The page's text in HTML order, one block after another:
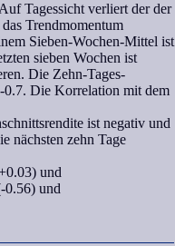
Tagessicht verliert der der
Trendmomentum
Sieben-Wochen-Mittel ist
sieben Wochen ist
Die Zehn-Tages-
Die Korrelation mit dem
ist negativ und
nächsten zehn Tage
und
0.56) und